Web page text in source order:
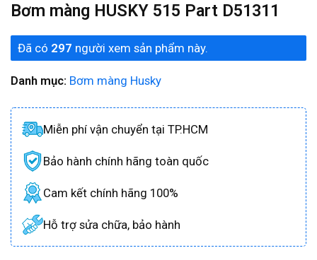
Bơm màng HUSKY 515 Part D51311
Đã có 297 người xem sản phẩm này.
Danh mục: Bơm màng Husky
Miễn phí vận chuyển tại TP.HCM
Bảo hành chính hãng toàn quốc
Cam kết chính hãng 100%
Hỗ trợ sửa chữa, bảo hành